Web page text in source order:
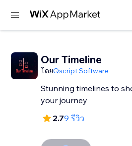
Our Timeline
โดยQscript Software
Stunning timelines to
your journey
2.79 รีวิว